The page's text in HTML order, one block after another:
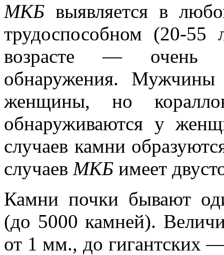
МКБ выявляется в
трудоспособном (20-55
возрасте — очень
обнаружения.
женщины, но
обнаруживаются у
случаев камни
случаев МКБ имеет
Камни почки бывают
(до 5000 камней).
от 1 мм., до гигантских